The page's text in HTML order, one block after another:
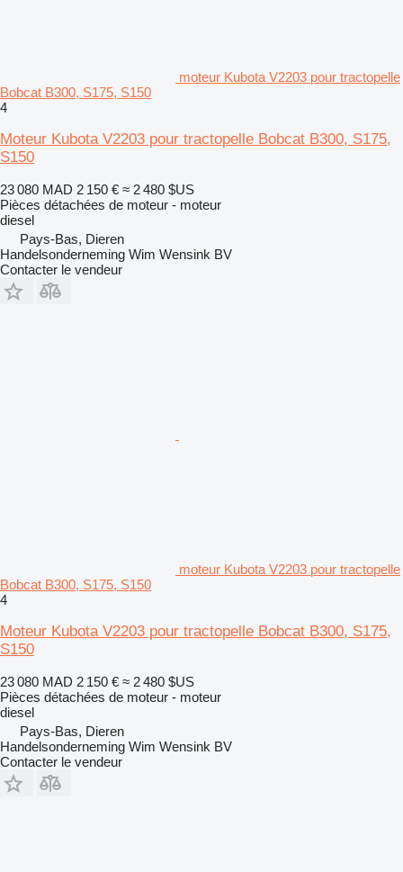
moteur Kubota V2203 pour tractopelle
Bobcat B300, S175, S150
4
Moteur Kubota V2203 pour tractopelle Bobcat B300, S175,
S150
23 080 MAD 2 150 € ≈ 2 480 $US
Pièces détachées de moteur - moteur
diesel
Pays-Bas, Dieren
Handelsonderneming Wim Wensink BV
Contacter le vendeur
moteur Kubota V2203 pour tractopelle
Bobcat B300, S175, S150
4
Moteur Kubota V2203 pour tractopelle Bobcat B300, S175,
S150
23 080 MAD 2 150 € ≈ 2 480 $US
Pièces détachées de moteur - moteur
diesel
Pays-Bas, Dieren
Handelsonderneming Wim Wensink BV
Contacter le vendeur